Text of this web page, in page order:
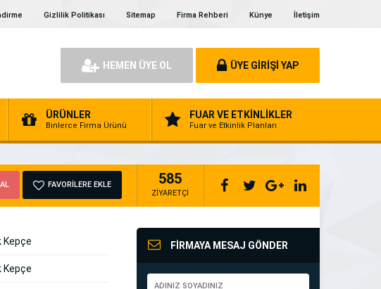
Gizlilik Politikası Sitemap Firma Rehberi Künye İletişim
HEMEN ÜYE OL ÜYE GİRİŞİ YAP
ÜRÜNLER
Binlerce Firma Ürünü
FUAR VE ETKİNLİKLER
Fuar ve Etkinlik Planları
FAVORİLERE EKLE 585
ZİYARETÇİ
Kepçe
Kepçe
FİRMAYA MESAJ GÖNDER